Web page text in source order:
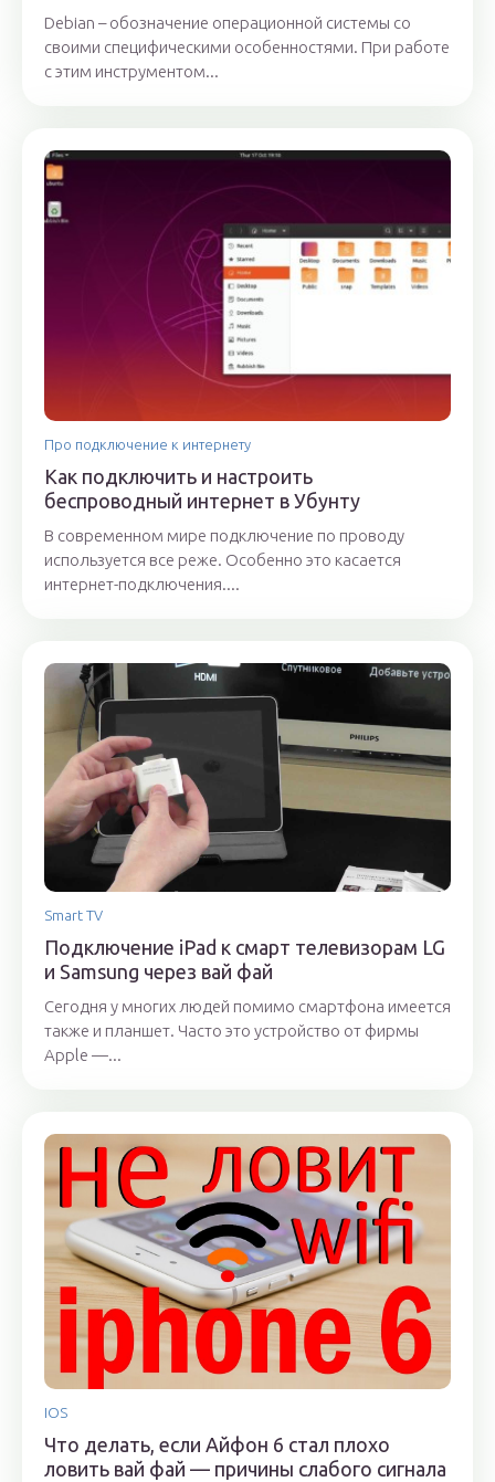
Debian – обозначение операционной системы со
своими специфическими особенностями. При работе
с этим инструментом...
Про подключение к интернету
Как подключить и настроить
беспроводный интернет в Убунту
В современном мире подключение по проводу
используется все реже. Особенно это касается
интернет-подключения....
Smart TV
Подключение iPad к смарт телевизорам LG
и Samsung через вай фай
Сегодня у многих людей помимо смартфона имеется
также и планшет. Часто это устройство от фирмы
Apple —...
IOS
Что делать, если Айфон 6 стал плохо
ловить вай фай — причины слабого сигнала